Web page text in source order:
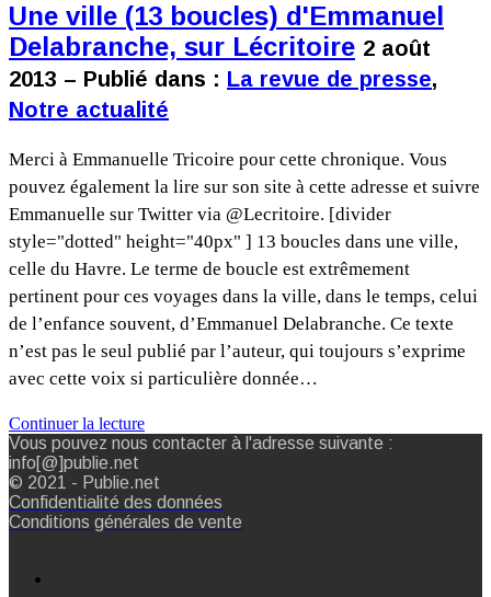
Une ville (13 boucles) d'Emmanuel
Delabranche, sur Lécritoire 2 août
2013 – Publié dans : La revue de presse,
Notre actualité
Merci à Emmanuelle Tricoire pour cette chronique. Vous
pouvez également la lire sur son site à cette adresse et suivre
Emmanuelle sur Twitter via @Lecritoire. [divider
style="dotted" height="40px" ] 13 boucles dans une ville,
celle du Havre. Le terme de boucle est extrêmement
pertinent pour ces voyages dans la ville, dans le temps, celui
de l’enfance souvent, d’Emmanuel Delabranche. Ce texte
n’est pas le seul publié par l’auteur, qui toujours s’exprime
avec cette voix si particulière donnée…
Continuer la lecture
Vous pouvez nous contacter à l'adresse suivante :
info[@]publie.net
© 2021 - Publie.net
Confidentialité des données
Conditions générales de vente